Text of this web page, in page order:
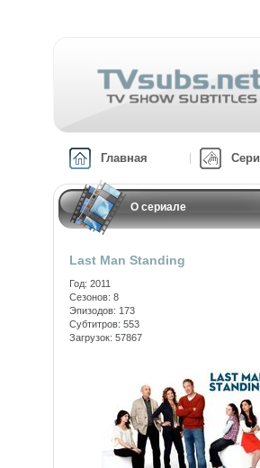
Главная
О сериале
Last Man Standing
Год: 2011
Сезонов: 8
Эпизодов: 173
Субтитров: 553
Загрузок: 57867